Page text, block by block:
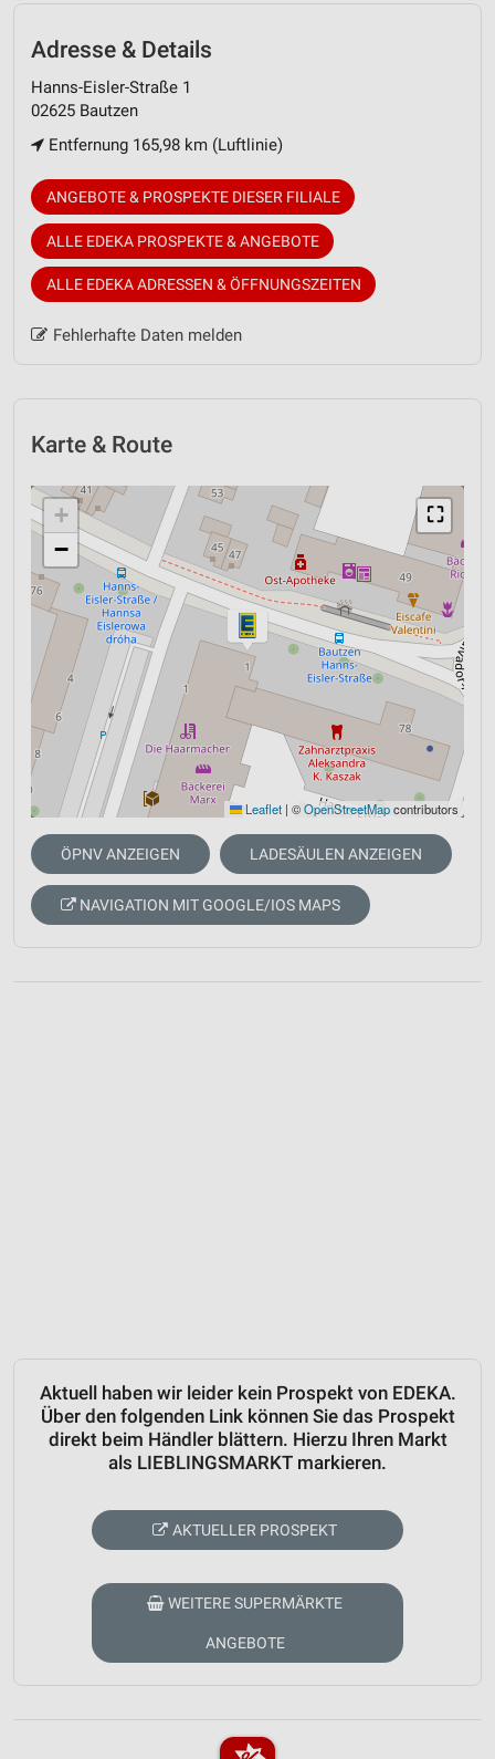
Adresse & Details
Hanns-Eisler-Straße 1
02625 Bautzen
Entfernung 165,98 km (Luftlinie)
ANGEBOTE & PROSPEKTE DIESER FILIALE
ALLE EDEKA PROSPEKTE & ANGEBOTE
ALLE EDEKA ADRESSEN & ÖFFNUNGSZEITEN
Fehlerhafte Daten melden
Karte & Route
⛶
+
−
Leaflet | ©OpenStreetMapcontributors
ÖPNV ANZEIGEN LADESÄULEN ANZEIGEN
NAVIGATION MIT GOOGLE/IOS MAPS
Aktuell haben wir leider kein Prospekt von EDEKA.
Über den folgenden Link können Sie das Prospekt
direkt beim Händler blättern. Hierzu Ihren Markt
als LIEBLINGSMARKT markieren.
AKTUELLER PROSPEKT
WEITERE SUPERMÄRKTE
ANGEBOTE